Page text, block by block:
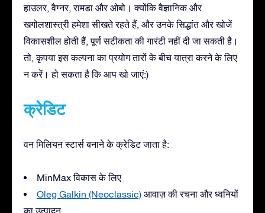
हाउलर, वैग्नर, रामडा और ओबो। क्योंकि वैज्ञानिक और
खगोलशास्त्री हमेशा सीखते रहते हैं, और उनके सिद्धांत और खोजें
विकासशील होती हैं, पूर्ण सटीकता की गारंटी नहीं दी जा सकती है।
तो, कृपया इस कल्पना का प्रयोग तारों के बीच यात्रा करने के लिए
न करें। हो सकता है कि आप खो जाएं:)
क्रेडिट
वन मिलियन स्टार्स बनाने के क्रेडिट जाता है:
MinMax विकास के लिए
Oleg Galkin (Neoclassic) आवाज़ की रचना और ध्वनियों
का उत्पादन